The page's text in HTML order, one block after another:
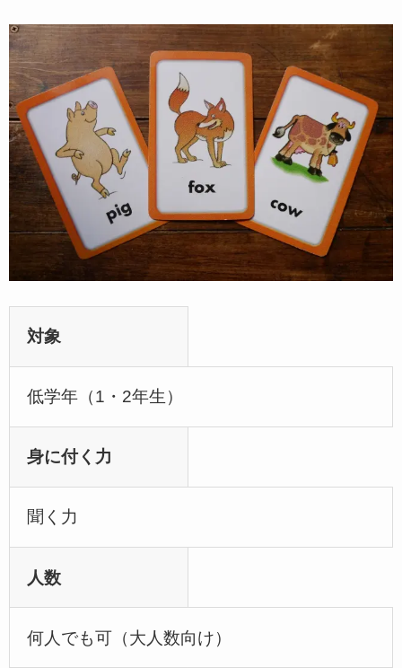
対象
低学年（1・2年生）
身に付く力
聞く力
人数
何人でも可（大人数向け）